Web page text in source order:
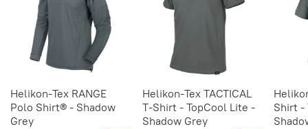
Helikon-Tex RANGE
Polo Shirt® - Shadow
Grey
Helikon-Tex TACTICAL
T-Shirt - TopCool Lite -
Shadow Grey
Shirt -